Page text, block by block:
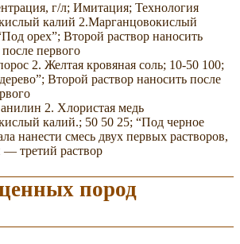
г/л; Имитация; Технология
калий 2.Марганцовокислый
орех”; Второй раствор наносить
первого
2. Желтая кровяная соль; 10-50 100;
Второй раствор наносить после
2. Хлористая медь
калий.; 50 50 25; “Под черное
нанести смесь двух первых растворов,
— третий раствор
пород